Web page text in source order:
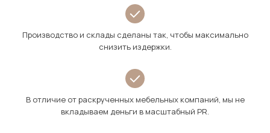
Производство и склады сделаны так, чтобы максимально
снизить издержки.
В отличие от раскрученных мебельных компаний, мы не
вкладываем деньги в масштабный PR.